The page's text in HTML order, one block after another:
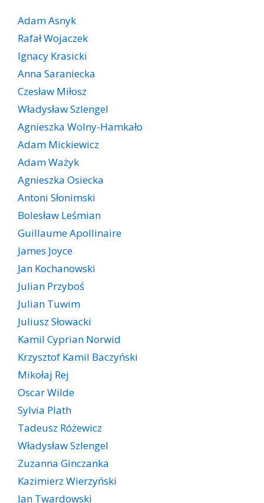
Adam Asnyk
Rafał Wojaczek
Ignacy Krasicki
Anna Saraniecka
Czesław Miłosz
Władysław Szlengel
Agnieszka Wolny-Hamkało
Adam Mickiewicz
Adam Ważyk
Agnieszka Osiecka
Antoni Słonimski
Bolesław Leśmian
Guillaume Apollinaire
James Joyce
Jan Kochanowski
Julian Przyboś
Julian Tuwim
Juliusz Słowacki
Kamil Cyprian Norwid
Krzysztof Kamil Baczyński
Mikołaj Rej
Oscar Wilde
Sylvia Plath
Tadeusz Różewicz
Władysław Szlengel
Zuzanna Ginczanka
Kazimierz Wierzyński
Jan Twardowski